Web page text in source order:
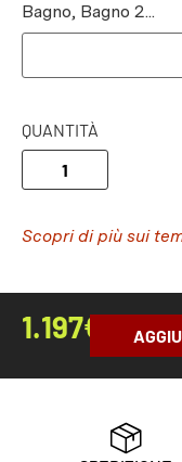
Bagno, Bagno 2...
QUANTITÀ
Scopri di più sui
1.197€